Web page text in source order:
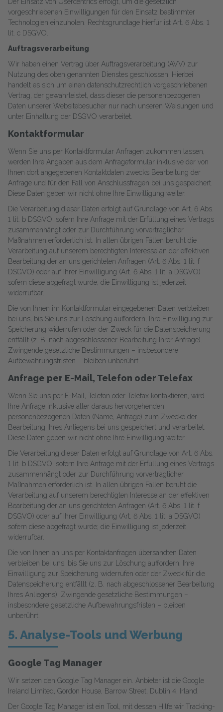
Der Einsatz von Usercentrics erfolgt, um die gesetzlich
vorgeschriebenen Einwilligungen für den Einsatz bestimmter
Technologien einzuholen. Rechtsgrundlage hierfür ist Art. 6 Abs. 1
lit. c DSGVO.
Auftragsverarbeitung
Wir haben einen Vertrag über Auftragsverarbeitung (AVV) zur
Nutzung des oben genannten Dienstes geschlossen. Hierbei
handelt es sich um einen datenschutzrechtlich vorgeschriebenen
Vertrag, der gewährleistet, dass dieser die personenbezogenen
Daten unserer Websitebesucher nur nach unseren Weisungen und
unter Einhaltung der DSGVO verarbeitet.
Kontaktformular
Wenn Sie uns per Kontaktformular Anfragen zukommen lassen,
werden Ihre Angaben aus dem Anfrageformular inklusive der von
Ihnen dort angegebenen Kontaktdaten zwecks Bearbeitung der
Anfrage und für den Fall von Anschlussfragen bei uns gespeichert.
Diese Daten geben wir nicht ohne Ihre Einwilligung weiter.
Die Verarbeitung dieser Daten erfolgt auf Grundlage von Art. 6 Abs.
1 lit. b DSGVO, sofern Ihre Anfrage mit der Erfüllung eines Vertrags
zusammenhängt oder zur Durchführung vorvertraglicher
Maßnahmen erforderlich ist. In allen übrigen Fällen beruht die
Verarbeitung auf unserem berechtigten Interesse an der effektiven
Bearbeitung der an uns gerichteten Anfragen (Art. 6 Abs. 1 lit. f
DSGVO) oder auf Ihrer Einwilligung (Art. 6 Abs. 1 lit. a DSGVO)
sofern diese abgefragt wurde; die Einwilligung ist jederzeit
widerrufbar.
Die von Ihnen im Kontaktformular eingegebenen Daten verbleiben
bei uns, bis Sie uns zur Löschung auffordern, Ihre Einwilligung zur
Speicherung widerrufen oder der Zweck für die Datenspeicherung
entfällt (z. B. nach abgeschlossener Bearbeitung Ihrer Anfrage).
Zwingende gesetzliche Bestimmungen – insbesondere
Aufbewahrungsfristen – bleiben unberührt.
Anfrage per E-Mail, Telefon oder Telefax
Wenn Sie uns per E-Mail, Telefon oder Telefax kontaktieren, wird
Ihre Anfrage inklusive aller daraus hervorgehenden
personenbezogenen Daten (Name, Anfrage) zum Zwecke der
Bearbeitung Ihres Anliegens bei uns gespeichert und verarbeitet.
Diese Daten geben wir nicht ohne Ihre Einwilligung weiter.
Die Verarbeitung dieser Daten erfolgt auf Grundlage von Art. 6 Abs.
1 lit. b DSGVO, sofern Ihre Anfrage mit der Erfüllung eines Vertrags
zusammenhängt oder zur Durchführung vorvertraglicher
Maßnahmen erforderlich ist. In allen übrigen Fällen beruht die
Verarbeitung auf unserem berechtigten Interesse an der effektiven
Bearbeitung der an uns gerichteten Anfragen (Art. 6 Abs. 1 lit. f
DSGVO) oder auf Ihrer Einwilligung (Art. 6 Abs. 1 lit. a DSGVO)
sofern diese abgefragt wurde; die Einwilligung ist jederzeit
widerrufbar.
Die von Ihnen an uns per Kontaktanfragen übersandten Daten
verbleiben bei uns, bis Sie uns zur Löschung auffordern, Ihre
Einwilligung zur Speicherung widerrufen oder der Zweck für die
Datenspeicherung entfällt (z. B. nach abgeschlossener Bearbeitung
Ihres Anliegens). Zwingende gesetzliche Bestimmungen –
insbesondere gesetzliche Aufbewahrungsfristen – bleiben
unberührt.
5. Analyse-Tools und Werbung
Google Tag Manager
Wir setzen den Google Tag Manager ein. Anbieter ist die Google
Ireland Limited, Gordon House, Barrow Street, Dublin 4, Irland.
Der Google Tag Manager ist ein Tool, mit dessen Hilfe wir Tracking-